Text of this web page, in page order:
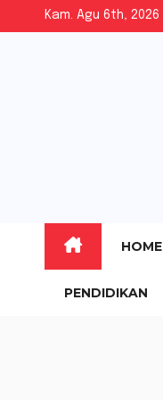
Kam. Agu 6th, 2026
HOME
PENDIDIKAN